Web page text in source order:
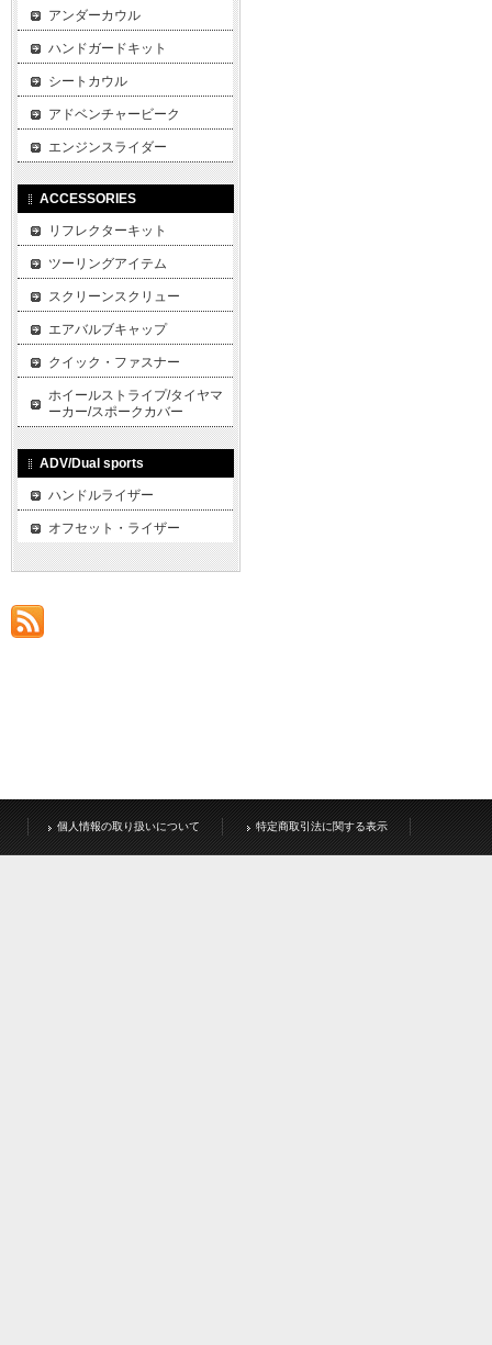
アンダーカウル
ハンドガードキット
シートカウル
アドベンチャービーク
エンジンスライダー
ACCESSORIES
リフレクターキット
ツーリングアイテム
スクリーンスクリュー
エアバルブキャップ
クイック・ファスナー
ホイールストライプ/タイヤマ
ーカー/スポークカバー
ADV/Dual sports
ハンドルライザー
オフセット・ライザー
個人情報の取り扱いについて 特定商取引法に関する表示